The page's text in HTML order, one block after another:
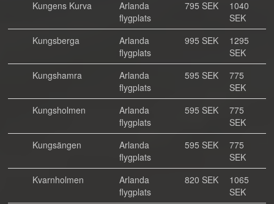
Kungens Kurva
Arlanda
flygplats
795 SEK
1040
SEK
Kungsberga
Arlanda
flygplats
995 SEK
1295
SEK
Kungshamra
Arlanda
flygplats
595 SEK
775
SEK
Kungsholmen
Arlanda
flygplats
595 SEK
775
SEK
Kungsängen
Arlanda
flygplats
595 SEK
775
SEK
Kvarnholmen
Arlanda
flygplats
820 SEK
1065
SEK